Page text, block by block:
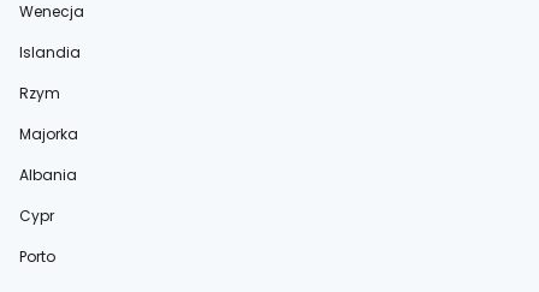
Wenecja
Islandia
Rzym
Majorka
Albania
Cypr
Porto